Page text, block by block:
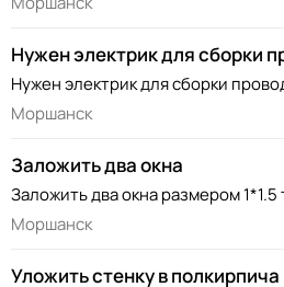
Нужен электрик для сборки
Нужен электрик для сборки
Моршанск
Заложить два окна
Заложить два окна размером
Моршанск
Уложить стенку в полкирпича